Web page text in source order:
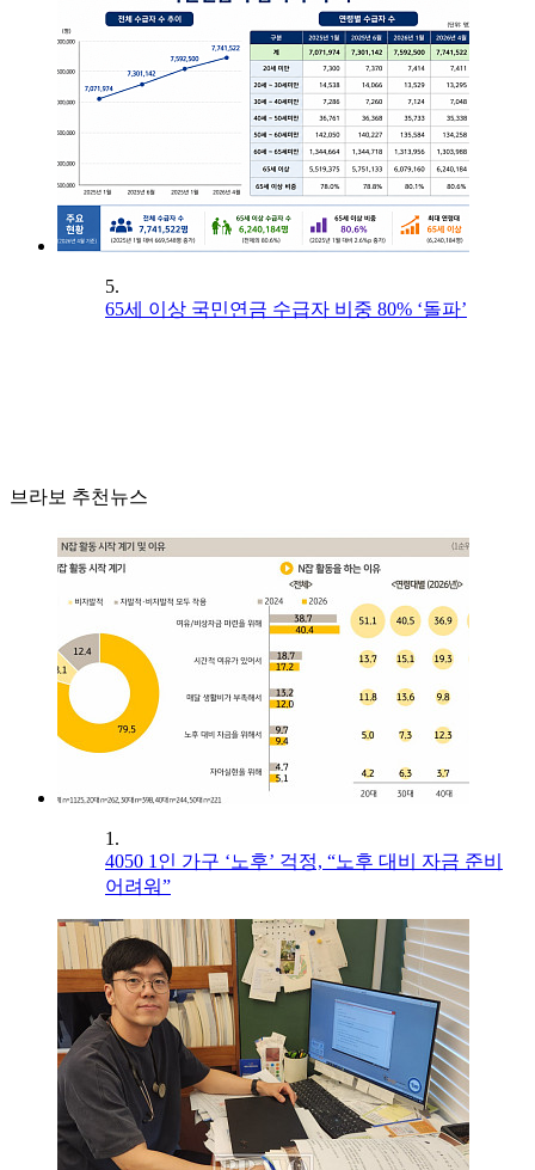
5.
65세 이상 국민연금 수급자 비중 80% ‘돌파’
브라보 추천뉴스
1.
4050 1인 가구 ‘노후’ 걱정, “노후 대비 자금 준비
어려워”